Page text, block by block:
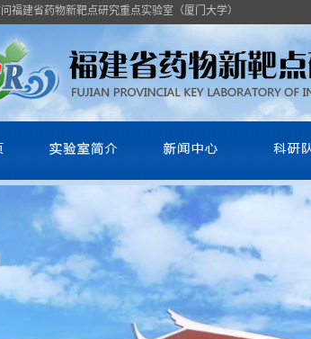
福建省药物新靶点研究重点实验室（厦门大学）